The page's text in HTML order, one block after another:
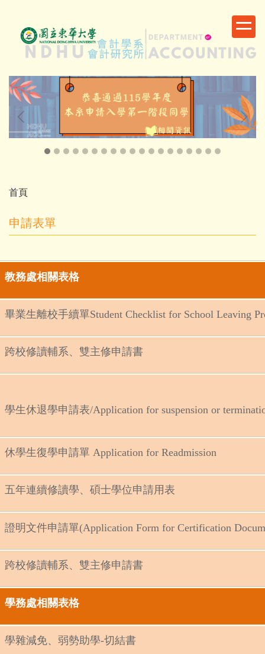
容
區
首頁
申請表單
教務處相關表格
畢業生離校手續單Student Checklist for School Leaving
跨校修讀輔系、雙主修申請書
學生休退學申請表/Application for suspension or
休學生復學申請單 Application for Readmission
五年連續修讀學、碩士學位申請用表
證明文件申請單(Application Form for Certification
跨校修讀輔系、雙主修申請書
學務處相關表格
學雜減免、弱勢助學-切結書